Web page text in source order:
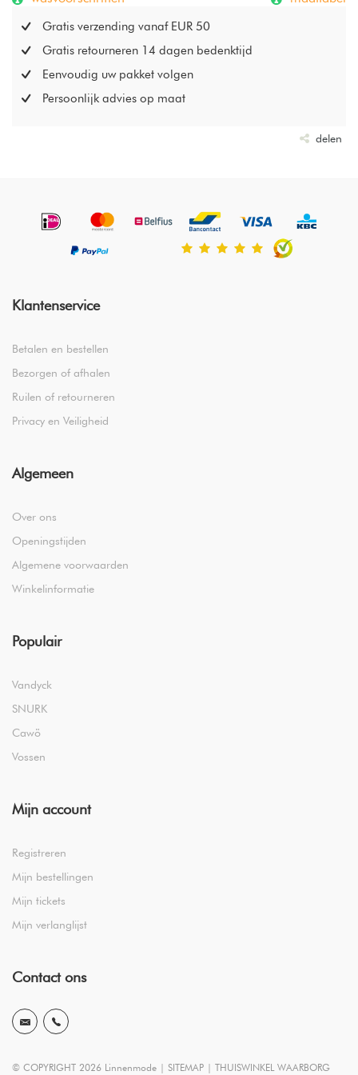
Gratis verzending vanaf EUR 50
Gratis retourneren 14 dagen bedenktijd
Eenvoudig uw pakket volgen
Persoonlijk advies op maat
delen
Klantenservice
Betalen en bestellen
Bezorgen of afhalen
Ruilen of retourneren
Privacy en Veiligheid
Algemeen
Over ons
Openingstijden
Algemene voorwaarden
Winkelinformatie
Populair
Vandyck
SNURK
Cawö
Vossen
Mijn account
Registreren
Mijn bestellingen
Mijn tickets
Mijn verlanglijst
Contact ons
© COPYRIGHT 2026 Linnenmode | SITEMAP | THUISWINKEL WAARBORG